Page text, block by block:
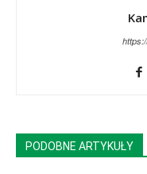
PODOBNE ARTYKUŁY